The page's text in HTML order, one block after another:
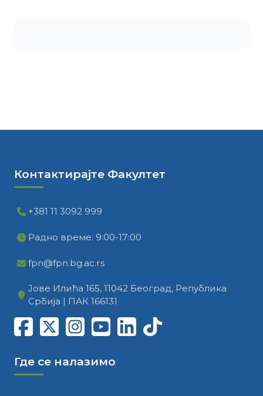
Контактирајте Факултет
+381 11 3092 999
Радно време: 9:00-17:00
fpn@fpn.bg.ac.rs
Јове Илића 165, 11042 Београд, Република
Србија | ПАК 166131
Где се налазимо